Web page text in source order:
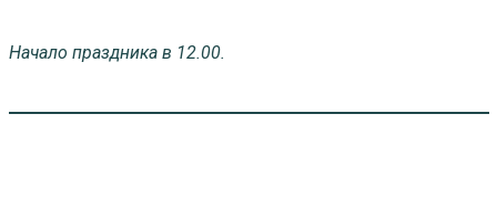
Начало праздника в 12.00.